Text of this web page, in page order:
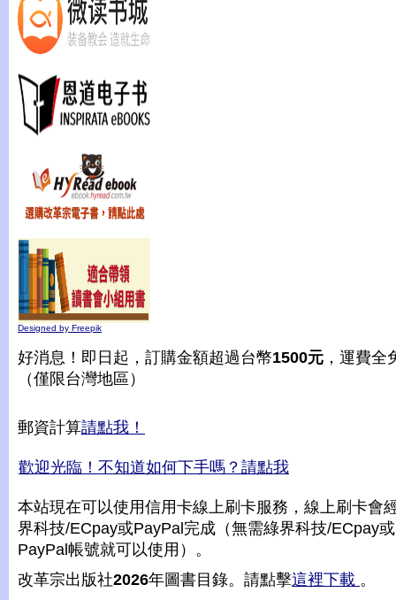
Designed by Freepik
好消息！即日起，訂購金額超過台幣1500元 ，運費全
（僅限台灣地區）
郵資計算請點我！
歡迎光臨！不知道如何下手嗎？請點我
本站現在可以使用信用卡線上刷卡服務，線上刷卡會
界科技/ECpay或PayPal完成（無需綠界科技/ECpay或
PayPal帳號就可以使用）。
改革宗出版社2026年圖書目錄。請點擊這裡下載 。